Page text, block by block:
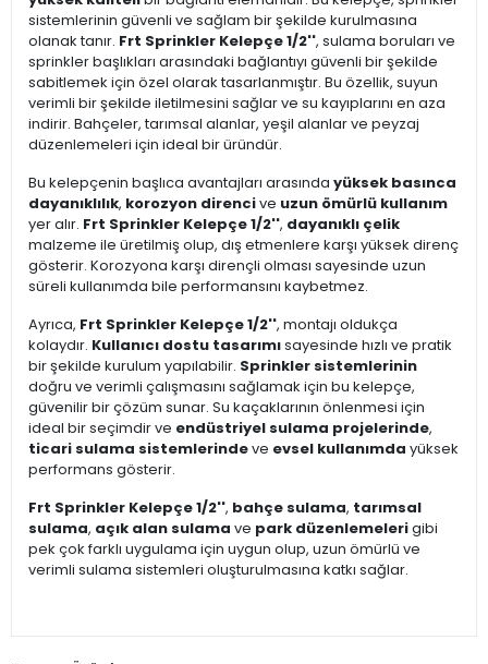
sistemlerinin güvenli ve sağlam bir şekilde kurulmasına
olanak tanır. Frt Sprinkler Kelepçe 1/2'', sulama boruları ve
sprinkler başlıkları arasındaki bağlantıyı güvenli bir şekilde
sabitlemek için özel olarak tasarlanmıştır. Bu özellik, suyun
verimli bir şekilde iletilmesini sağlar ve su kayıplarını en aza
indirir. Bahçeler, tarımsal alanlar, yeşil alanlar ve peyzaj
düzenlemeleri için ideal bir üründür.
Bu kelepçenin başlıca avantajları arasında yüksek basınca
dayanıklılık, korozyon direncive uzun ömürlü kullanım
yer alır. Frt Sprinkler Kelepçe 1/2'', dayanıklı çelik
malzeme ile üretilmiş olup, dış etmenlere karşı yüksek direnç
gösterir. Korozyona karşı dirençli olması sayesinde uzun
süreli kullanımda bile performansını kaybetmez.
Ayrıca, Frt Sprinkler Kelepçe 1/2'', montajı oldukça
kolaydır. Kullanıcı dostu tasarımısayesinde hızlı ve pratik
bir şekilde kurulum yapılabilir. Sprinkler sistemlerinin
doğru ve verimli çalışmasını sağlamak için bu kelepçe,
güvenilir bir çözüm sunar. Su kaçaklarının önlenmesi için
ideal bir seçimdir ve endüstriyel sulama projelerinde,
ticari sulama sistemlerindeve evsel kullanımda yüksek
performans gösterir.
Frt Sprinkler Kelepçe 1/2'', bahçe sulama, tarımsal
sulama, açık alan sulama ve park düzenlemelerigibi
pek çok farklı uygulama için uygun olup, uzun ömürlü ve
verimli sulama sistemleri oluşturulmasına katkı sağlar.